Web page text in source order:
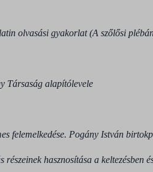
olvasási gyakorlat (A szőlősi
Társaság alapítólevele
felemelkedése. Pogány István
részeinek hasznosítása a keltezésben